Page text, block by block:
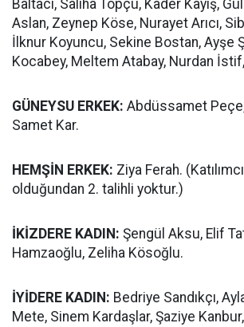
Baltacı, Saliha Topçu, Kader Kayış,
Aslan, Zeynep Köse, Nurayet Arıcı,
İlknur Koyuncu, Sekine Bostan, Ayşe
Kocabey, Meltem Atabay, Nurdan İstif,
GÜNEYSU ERKEK: Abdüssamet
Samet Kar.
HEMŞİN ERKEK: Ziya Ferah. (Katılımcı
olduğundan 2. talihli yoktur.)
İKİZDERE KADIN: Şengül Aksu, Elif
Hamzaoğlu, Zeliha Kösoğlu.
İYİDERE KADIN: Bedriye Sandıkçı,
Mete, Sinem Kardaşlar, Şaziye